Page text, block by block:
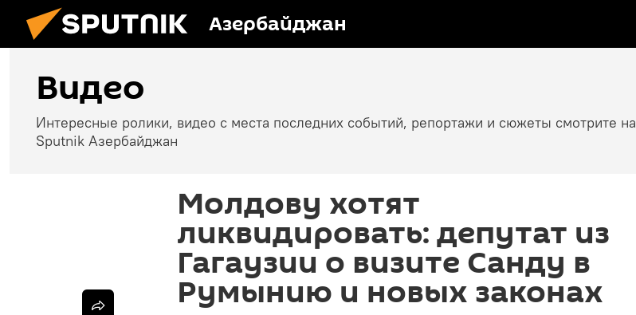
Азербайджан
Видео
Интересные ролики, видео с места последних событий, репортажи и сюжеты смотрите на
Sputnik Азербайджан
Молдову хотят
ликвидировать: депутат из
Гагаузии о визите Санду в
Румынию и новых законах